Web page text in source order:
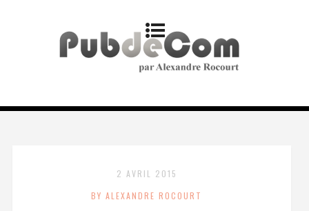
2 AVRIL 2015
BY ALEXANDRE ROCOURT